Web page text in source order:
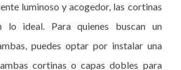
luminoso y acogedor, las cortinas
lo ideal. Para quienes buscan un
puedes optar por instalar una
cortinas o capas dobles para